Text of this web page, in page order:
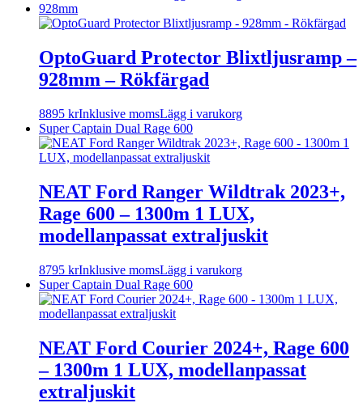
928mm
OptoGuard Protector Blixtljusramp –
928mm – Rökfärgad
8895 krInklusive momsLägg i varukorg
Super Captain Dual Rage 600
NEAT Ford Ranger Wildtrak 2023+,
Rage 600 – 1300m 1 LUX,
modellanpassat extraljuskit
8795 krInklusive momsLägg i varukorg
Super Captain Dual Rage 600
NEAT Ford Courier 2024+, Rage 600
– 1300m 1 LUX, modellanpassat
extraljuskit